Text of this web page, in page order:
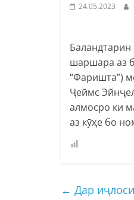
24.05.2023
шаршара аз
“Фаришта”)
Ҷеймс
алмосро ки
аз кӯҳе бо
← Дар